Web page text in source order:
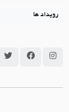
رویداد ها
سامانه جاما در
سامانه